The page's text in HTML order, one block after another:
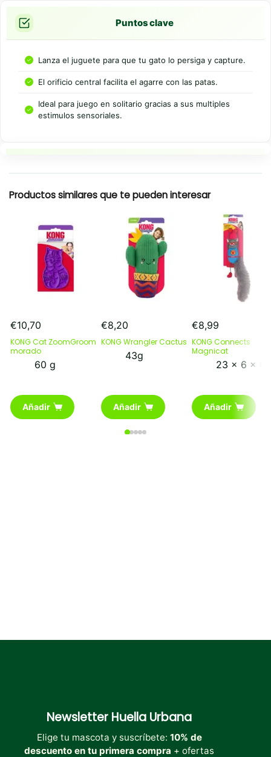
Puntos clave
Lanza el juguete para que tu gato lo persiga y capture.
El orificio central facilita el agarre con las patas.
Ideal para juego en solitario gracias a sus multiples
estimulos sensoriales.
Productos similares que te pueden interesar
€10,70
KONG Cat ZoomGroom
morado
60 g
Añadir
€8,20
KONG Wrangler Cactus
43g
Añadir
€8,99
KONG Connects
Magnicat
23 x 6 x 6
Añadir
Newsletter Huella Urbana
Elige tu mascota y suscríbete: 10% de
descuento en tu primera compra + ofertas